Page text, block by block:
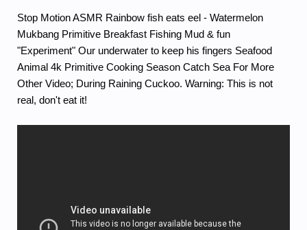
Stop Motion ASMR Rainbow fish eats eel - Watermelon
Mukbang Primitive Breakfast Fishing Mud & fun
"Experiment" Our underwater to keep his fingers Seafood
Animal 4k Primitive Cooking Season Catch Sea For More
Other Video; During Raining Cuckoo. Warning: This is not
real, don't eat it!